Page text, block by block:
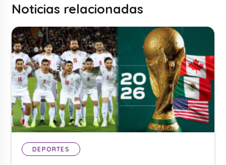
Noticias relacionadas
DEPORTES